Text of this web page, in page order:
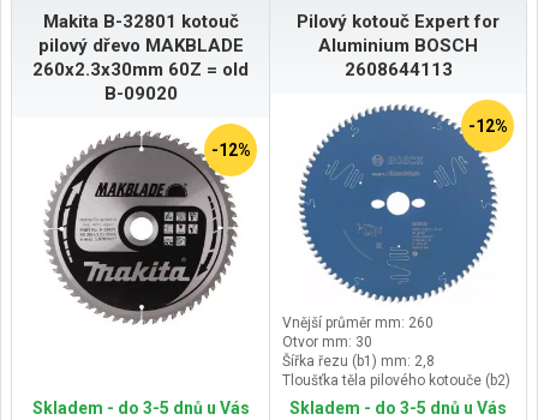
Makita B-32801 kotouč
pilový dřevo MAKBLADE
260x2.3x30mm 60Z = old
B-09020
-12%
Skladem - do 3-5 dnů u Vás
Pilový kotouč Expert for
Aluminium BOSCH
2608644113
-12%
Vnější průměr mm: 260
Otvor mm: 30
Šířka řezu (b1) mm: 2,8
Tloušťka těla pilového kotouče (b2)
mm: 2
Skladem - do 3-5 dnů u Vás